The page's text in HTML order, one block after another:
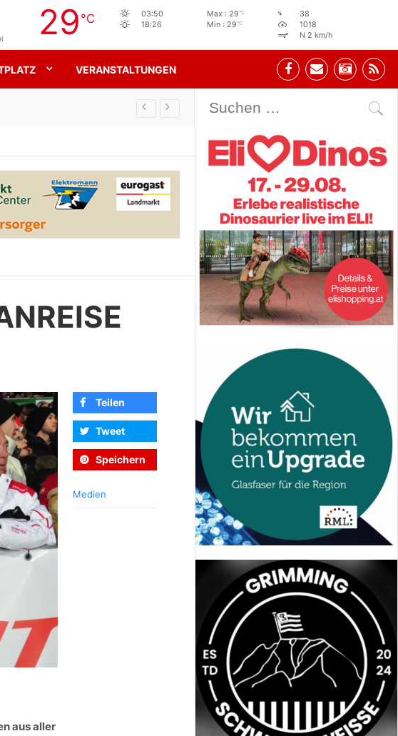
29 °C
03:50
18:26
Max : 29°C
Min : 29°C
38
1018
N 2 km/h
VERANSTALTUNGEN
Stehbeisl Stainach Öffnungszeiten
aus aller
Teilen
Tweet
Speichern
Medien